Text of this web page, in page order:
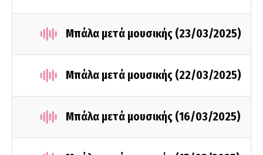
Μπάλα μετά μουσικής (23/03/2025)
Μπάλα μετά μουσικής (22/03/2025)
Μπάλα μετά μουσικής (16/03/2025)